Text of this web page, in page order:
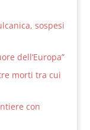
sospesi
dell’Europa”
morti tra cui
con